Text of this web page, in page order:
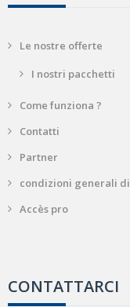
Le nostre offerte
I nostri pacchetti
Come funziona ?
Contatti
Partner
condizioni generali
Accès pro
CONTATTARCI